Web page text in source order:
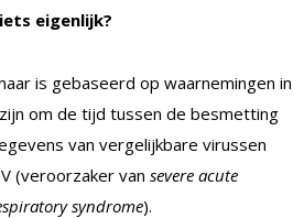
eigenlijk?
is gebaseerd op waarnemingen in
om de tijd tussen de besmetting
van vergelijkbare virussen
(veroorzaker van severe acute
syndrome).